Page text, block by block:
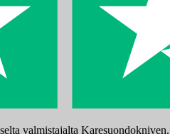
valmistajalta